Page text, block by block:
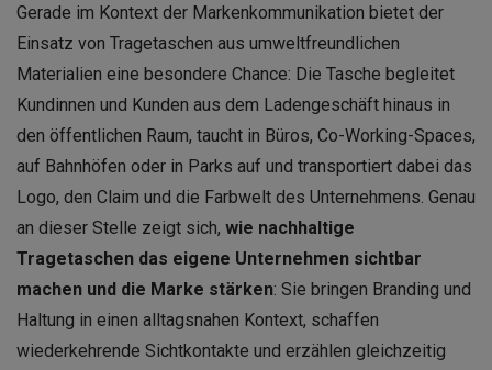
Gerade im Kontext der Markenkommunikation bietet der
Einsatz von Tragetaschen aus umweltfreundlichen
Materialien eine besondere Chance: Die Tasche begleitet
Kundinnen und Kunden aus dem Ladengeschäft hinaus in
den öffentlichen Raum, taucht in Büros, Co-Working-Spaces,
auf Bahnhöfen oder in Parks auf und transportiert dabei das
Logo, den Claim und die Farbwelt des Unternehmens. Genau
an dieser Stelle zeigt sich, wie nachhaltige
Tragetaschen das eigene Unternehmen sichtbar
machen und die Marke stärken: Sie bringen Branding und
Haltung in einen alltagsnahen Kontext, schaffen
wiederkehrende Sichtkontakte und erzählen gleichzeitig